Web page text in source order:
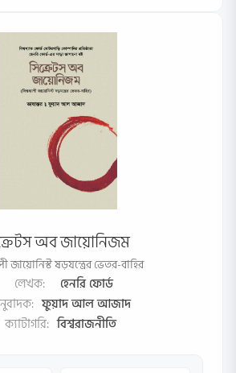
অব জায়োনিজম
জায়োনিস্ট ষড়যন্ত্রের ভেতর-বাহির
লেখক:
হেনরি ফোর্ড
ফুয়াদ আল আজাদ
ক্যাটাগরি: বিশ্বরাজনীতি